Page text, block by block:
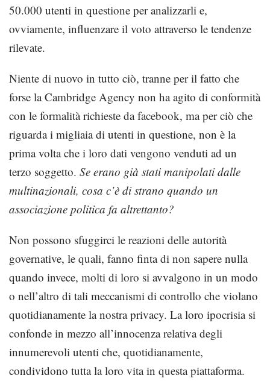
50.000 utenti in questione per analizzarli e,
ovviamente, influenzare il voto attraverso le tendenze
rilevate.
Niente di nuovo in tutto ciò, tranne per il fatto che
forse la Cambridge Agency non ha agito di conformità
con le formalità richieste da facebook, ma per ciò che
riguarda i migliaia di utenti in questione, non è la
prima volta che i loro dati vengono venduti ad un
terzo soggetto. Se erano già stati manipolati dalle
multinazionali, cosa c’è di strano quando un
associazione politica fa altrettanto?
Non possono sfuggirci le reazioni delle autorità
governative, le quali, fanno finta di non sapere nulla
quando invece, molti di loro si avvalgono in un modo
o nell’altro di tali meccanismi di controllo che violano
quotidianamente la nostra privacy. La loro ipocrisia si
confonde in mezzo all’innocenza relativa degli
innumerevoli utenti che, quotidianamente,
condividono tutta la loro vita in questa piattaforma.